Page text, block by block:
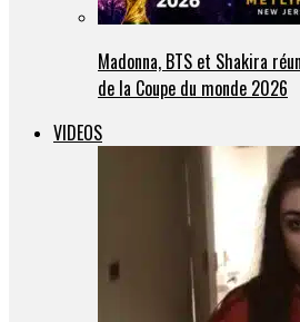
Madonna, BTS et Shakira
de la Coupe du monde 2026
VIDEOS